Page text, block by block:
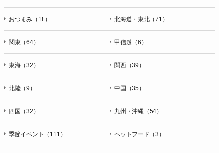
おつまみ（18） 北海道・東北（71）
関東（64） 甲信越（6）
東海（32） 関西（39）
北陸（9） 中国（35）
四国（32） 九州・沖縄（54）
季節イベント（111） ペットフード（3）